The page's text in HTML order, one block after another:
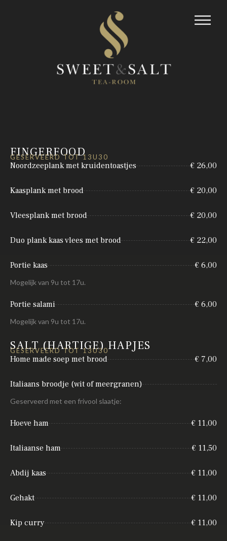
FINGERFOOD
GESERVEERD TOT 13U30
Noordzeeplank met kruidentoastjes € 26,00
Kaasplank met brood € 20,00
Vleesplank met brood € 20,00
Duo plank kaas vlees met brood € 22,00
Portie kaas € 6,00
Mogelijk van 9u tot 17u.
Portie salami € 6,00
Mogelijk van 9u tot 17u.
SALT (HARTIGE) HAPJES
GESERVEERD TOT 13U30
Home made soep met brood € 7,00
Italiaans broodje (wit of meergranen)
Geserveerd met een frivool slaatje:
Hoeve ham € 11,00
Italiaanse ham € 11,50
Abdij kaas € 11,00
Gehakt € 11,00
Kip curry € 11,00